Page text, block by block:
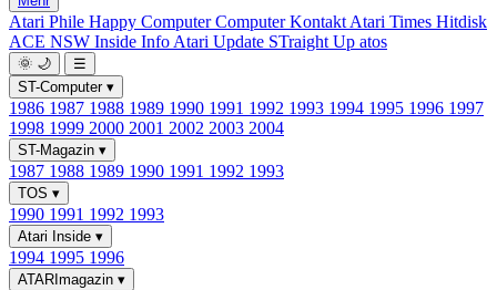
Atari Phile Happy ComputerComputer Kontakt Atari Times Hitdisk
ACE NSW Inside Info Atari Update STraight Up atos
🌞 🌙
☰
ST-Computer ▾
1986 1987 1988 1989 1990 1991 1992 1993 1994 1995 1996 1997
1998 1999 2000 2001 2002 2003 2004
ST-Magazin ▾
1987 1988 1989 1990 1991 1992 1993
TOS ▾
1990 1991 1992 1993
Atari Inside ▾
1994 1995 1996
ATARImagazin ▾